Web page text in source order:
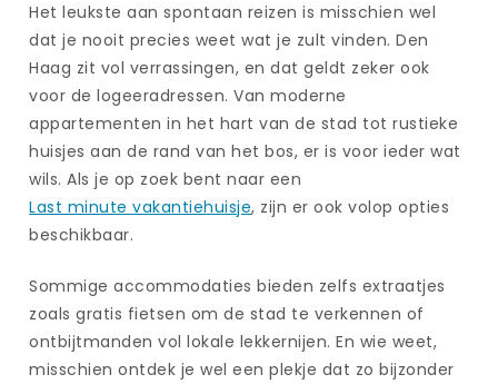
Het leukste aan spontaan reizen is misschien wel
dat je nooit precies weet wat je zult vinden. Den
Haag zit vol verrassingen, en dat geldt zeker ook
voor de logeeradressen. Van moderne
appartementen in het hart van de stad tot rustieke
huisjes aan de rand van het bos, er is voor ieder wat
wils. Als je op zoek bent naar een
Last minute vakantiehuisje, zijn er ook volop opties
beschikbaar.
Sommige accommodaties bieden zelfs extraatjes
zoals gratis fietsen om de stad te verkennen of
ontbijtmanden vol lokale lekkernijen. En wie weet,
misschien ontdek je wel een plekje dat zo bijzonder